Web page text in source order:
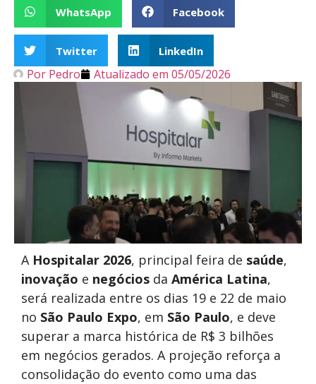
WhatsApp Facebook
Twitter LinkedIn
Por Pedro Atualizado em 05/05/2026
A Hospitalar 2026, principal feira de saúde,
inovação e negócios da América Latina,
será realizada entre os dias 19 e 22 de maio
no São Paulo Expo, em São Paulo, e deve
superar a marca histórica de R$ 3 bilhões
em negócios gerados. A projeção reforça a
consolidação do evento como uma das